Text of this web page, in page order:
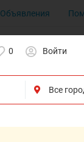
Объявления
0 Войти